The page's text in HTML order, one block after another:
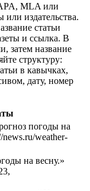
MLA или
издательства.
статьи
и ссылка. В
затем название
структуру:
в кавычках,
дату, номер
погоды на
news.ru/weather-
на весну.»